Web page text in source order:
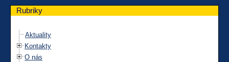
Rubriky
Aktuality
Kontakty
O nás